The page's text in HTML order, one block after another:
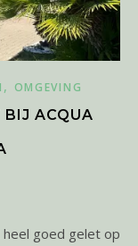
, OMGEVING
BIJ ACQUA